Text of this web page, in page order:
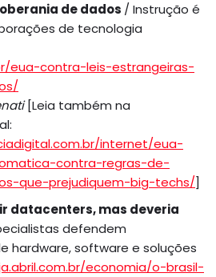
de dados / Instrução é
de tecnologia
eua-contra-leis-estrangeiras-
[Leia também na
internet/eua-
contra-regras-de-
que-prejudiquem-big-techs/]
datacenters, mas deveria
defendem
hardware, software e soluções
economia/o-brasil-